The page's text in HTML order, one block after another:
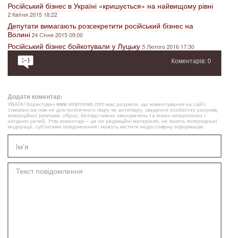
Російський бізнес в Україні «кришується» на найвищому рівні
2 Квітня 2015 18:22
Депутати вимагають розсекретити російський бізнес на
Волині24 Січня 2015 09:00
Російський бізнес бойкотували у Луцьку 5 Лютого 2016 17:30
Коментарів: 0
Додати коментар:
УВАГА! Користувач www.volynnews.com має розуміти, що коментування на сайті
створені аж ніяк не для політичного піару чи антипіару, зведення особистих рахунків,
комерційної реклами, образ, безпідставних звинувачень та інших некоректних і
негідних речей. Утім коментарі – це не редакційні матеріали, не мають попередньої
модерації, суб’єктивні повідомлення і можуть містити недостовірну інформацію.